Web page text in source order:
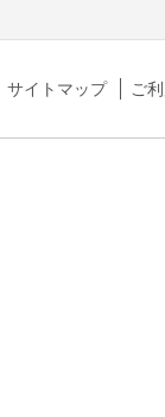
サイトマップ ご